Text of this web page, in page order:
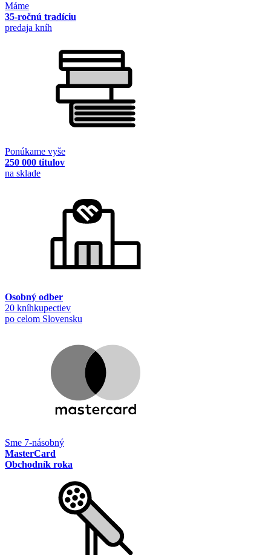
Máme
35-ročnú tradíciu
predaja kníh
Ponúkame vyše
250 000 titulov
na sklade
Osobný odber
20 kníhkupectiev
po celom Slovensku
Sme 7-násobný
MasterCard
Obchodník roka